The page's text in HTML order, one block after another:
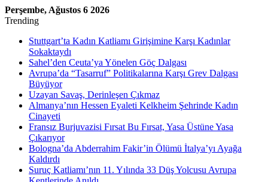
Perşembe, Ağustos 6 2026
Trending
Stuttgart’ta Kadın Katliamı Girişimine Karşı Kadınlar
Sokaktaydı
Sahel’den Ceuta’ya Yönelen Göç Dalgası
Avrupa’da “Tasarruf” Politikalarına Karşı Grev Dalgası
Büyüyor
Uzayan Savaş, Derinleşen Çıkmaz
Almanya’nın Hessen Eyaleti Kelkheim Şehrinde Kadın
Cinayeti
Fransız Burjuvazisi Fırsat Bu Fırsat, Yasa Üstüne Yasa
Çıkarıyor
Bologna’da Abderrahim Fakir’in Ölümü İtalya’yı Ayağa
Kaldırdı
Suruç Katliamı’nın 11. Yılında 33 Düş Yolcusu Avrupa